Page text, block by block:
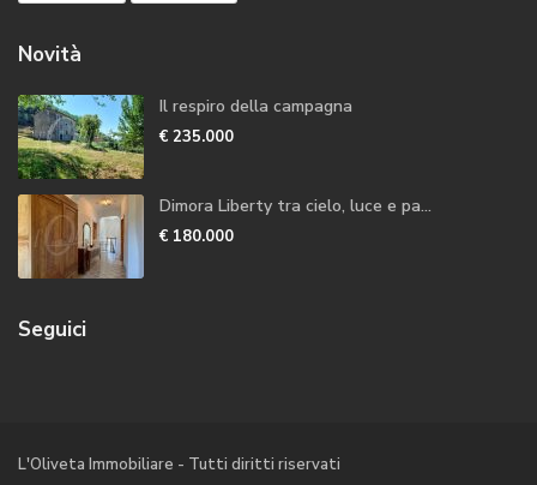
Novità
Il respiro della campagna
€ 235.000
Dimora Liberty tra cielo, luce e pa...
€ 180.000
Seguici
L'Oliveta Immobiliare - Tutti diritti riservati